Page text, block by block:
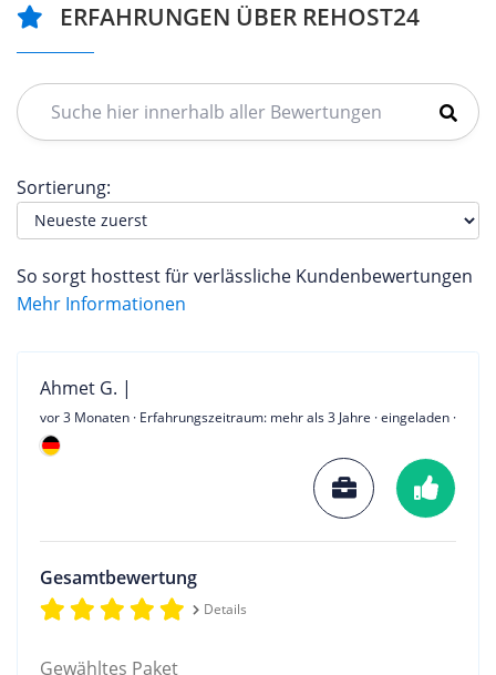
ERFAHRUNGEN ÜBER REHOST24
Sortierung:
So sorgt hosttest für verlässliche Kundenbewertungen
Mehr Informationen
Ahmet G. |
vor 3 Monaten · Erfahrungszeitraum: mehr als 3 Jahre · eingeladen ·
Gesamtbewertung
Details
Gewähltes Paket